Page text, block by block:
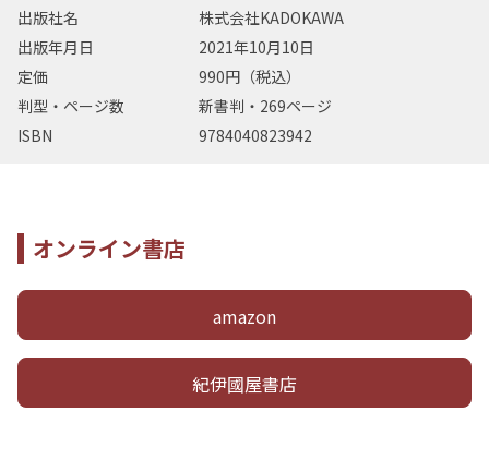
出版社名
株式会社KADOKAWA
出版年月日
2021年10月10日
定価
990円（税込）
判型・ページ数
新書判・269ページ
ISBN
9784040823942
オンライン書店
amazon
紀伊國屋書店